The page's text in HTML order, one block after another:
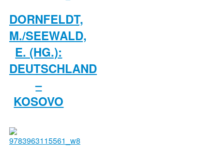
DORNFELDT,
M./SEEWALD,
E. (HG.):
DEUTSCHLAND
–
KOSOVO